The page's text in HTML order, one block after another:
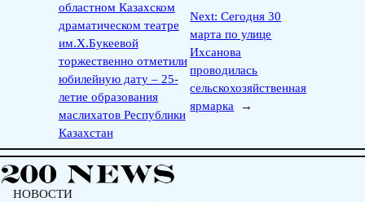
областном Казахском
драматическом театре
им.Х.Букеевой
торжественно отметили
юбилейную дату – 25-
летие образования
маслихатов Республики
Казахстан
Next:Сегодня 30
марта по улице
Ихсанова
проводилась
сельскохозяйственная
ярмарка
→
НОВОСТИ